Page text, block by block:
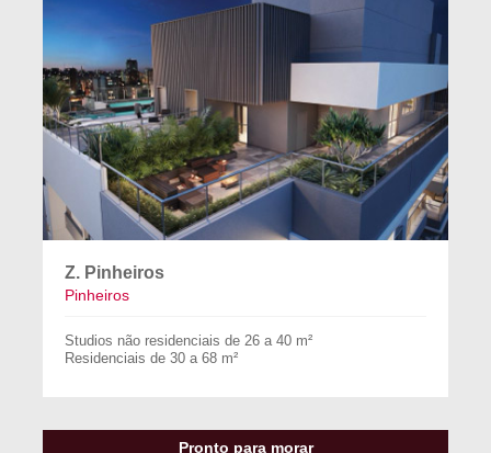
Z. Pinheiros
Pinheiros
Studios não residenciais de 26 a 40 m²
Residenciais de 30 a 68 m²
Pronto para morar